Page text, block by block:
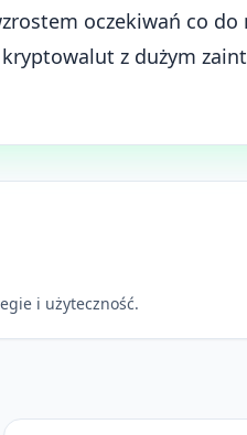
oczekiwań co
z dużym
i użyteczność.